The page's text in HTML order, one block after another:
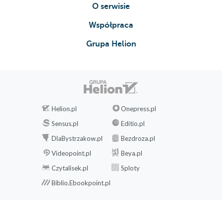
O serwisie
Współpraca
Grupa Helion
Helion.pl
Onepress.pl
Sensus.pl
Editio.pl
DlaBystrzakow.pl
Bezdroza.pl
Videopoint.pl
Beya.pl
Czytalisek.pl
Sploty
Biblio.Ebookpoint.pl